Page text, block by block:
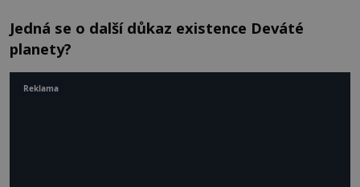
Jedná se o další důkaz existence Deváté
planety?
Reklama